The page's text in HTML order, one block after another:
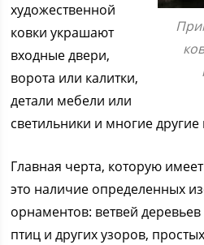
художественной
ковки украшают
входные двери,
ворота или калитки,
детали мебели или
светильники и многие
Главная черта, которую
это наличие определенных
орнаментов: ветвей
птиц и других узоров,